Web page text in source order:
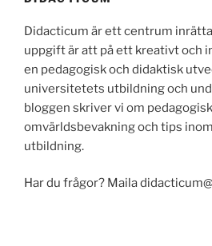
Didacticum är ett centrum
uppgift är att på ett kreativt och
en pedagogisk och didaktisk
universitetets utbildning och
bloggen skriver vi om
omvärldsbevakning och tips
utbildning.
Har du frågor? Maila